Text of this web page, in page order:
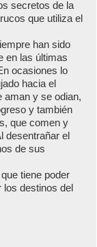
secretos de la
que utiliza el
han sido
en las últimas
ocasiones lo
hacia el
aman y se odian,
y también
que comen y
desentrañar el
de sus
tiene poder
los destinos del